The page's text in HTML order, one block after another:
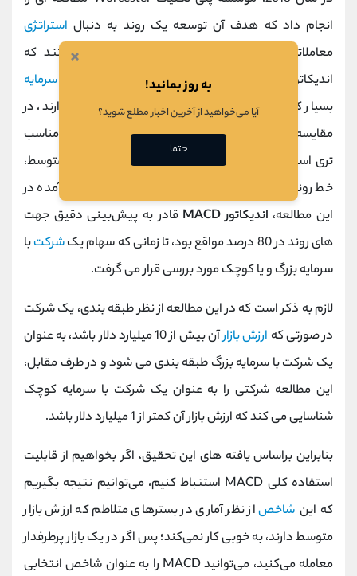
انجام داد که هدف آن توسعه یک روند به دنبال استراتژی
معاملاتی بود. در طول این مطالعه، محققان دریافتند که
اندیکاتور MACD برای پیش‌بینی روند سهام هایی که
سرمایه
بسیار کلان و یا بسیار کم (خیلی کم و یا خیلی زیاد) دارند، در
مقایسه با سهم هایی که سرمایه متوسط دارند، اندیکاتور مناسب
تری است و علت این است که سهم های دارای سرمایه متوسط،
خط روند پرتلاطم تری دارند. در واقع، از نظر آمار بدست آمده در
این مطالعه، اندیکاتور MACD
قادر به پیش‌بینی دقیق جهت
های روند در 80 درصد مواقع بود، تا زمانی که سهام یک
شرکتبا
سرمایه بزرگ و یا کوچک مورد بررسی قرار می گرفت.
لازم به ذکر است که در این مطالعه از نظر طبقه بندی، یک شرکت
در صورتی که ارزش بازار
آن بیش از 10 میلیارد دلار باشد، به عنوان
یک شرکت با سرمایه بزرگ طبقه بندی می شود و در طرف مقابل،
این مطالعه شرکتی را به عنوان یک شرکت با سرمایه کوچک
شناسایی می کند که ارزش بازار آن کمتر از 1 میلیارد دلار باشد.
بنابراین براساس یافته های این تحقیق، اگر بخواهیم از قابلیت
استفاده کلی MACD استنباط کنیم، می‌توانیم نتیجه بگیریم
که این شاخصاز نظر آماری در بسترهای متلاطم که ارزش بازار
متوسط دارند، به خوبی کار نمی‌کند؛ پس اگر در یک بازار پرطرفدار
معامله می‌کنید، می‌توانید MACD را به عنوان شاخص انتخابی
×
به روز بمانید!
آیا می‌خواهید از آخرین اخبار مطلع شوید؟
حتما